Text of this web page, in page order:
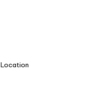
Location